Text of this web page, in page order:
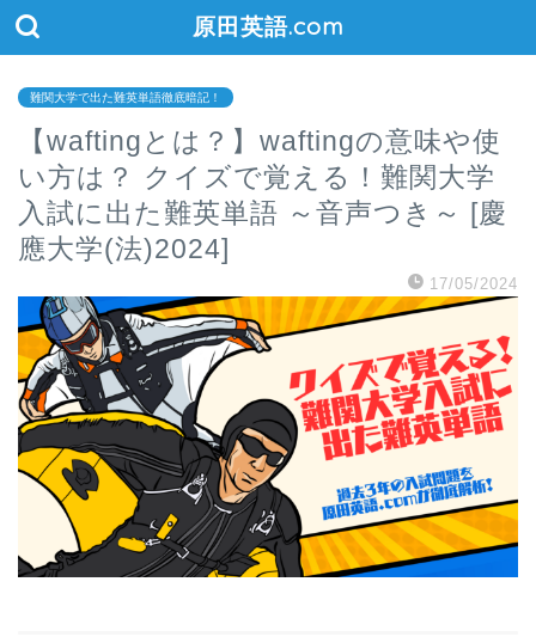
原田英語.com
難関大学で出た難英単語徹底暗記！
【waftingとは？】waftingの意味や使
い方は？ クイズで覚える！難関大学
入試に出た難英単語 ～音声つき～ [慶
應大学(法)2024]
17/05/2024